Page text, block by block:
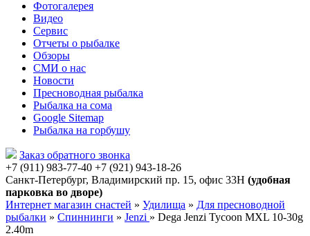
Фотогалерея
Видео
Сервис
Отчеты о рыбалке
Обзоры
СМИ о нас
Новости
Пресноводная рыбалка
Рыбалка на сома
Google Sitemap
Рыбалка на горбушу
Заказ обратного звонка
+7 (911) 983-77-40 ‭+7 (921) 943-18-26
Санкт-Петербург, Владимирский пр. 15, офис 33Н (удобная
парковка во дворе)
Интернет магазин снастей » Удилища » Для пресноводной
рыбалки » Спиннинги » Jenzi » Dega Jenzi Tycoon MXL 10-30g
2.40m